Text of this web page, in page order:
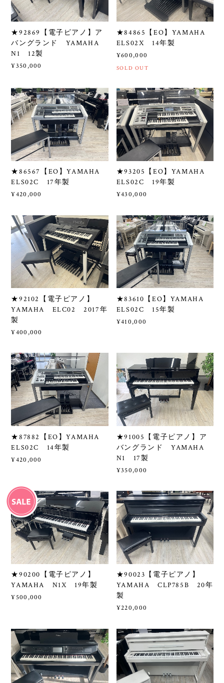
★92869【電子ピアノ】ア
バングランド YAMAHA
N1 12製
¥350,000
★84865【EO】YAMAHA
ELS02X 14年製
¥600,000
SOLD OUT
★86567【EO】YAMAHA
ELS02C 17年製
¥420,000
★93205【EO】YAMAHA
ELS02C 19年製
¥430,000
★92102【電子ピアノ】
YAMAHA ELC02 2017年
製
¥400,000
★83610【EO】YAMAHA
ELS02C 15年製
¥410,000
★87882【EO】YAMAHA
ELS02C 14年製
¥420,000
★91005【電子ピアノ】ア
バングランド YAMAHA
N1 17製
¥350,000
★90200【電子ピアノ】
YAMAHA N1X 19年製
¥500,000
★90023【電子ピアノ】
YAMAHA CLP785B 20年
製
¥220,000